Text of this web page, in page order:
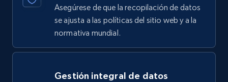
Asegúrese de que la recopilación de datos
se ajusta a las políticas del sitio web y a la
normativa mundial.
Gestión integral de datos